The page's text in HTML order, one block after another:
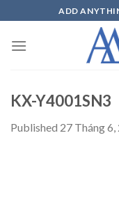
to
content
ADD
KX-Y4001SN3
Published 27 Tháng